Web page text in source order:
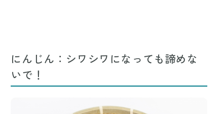
にんじん：シワシワになっても諦めな
いで！